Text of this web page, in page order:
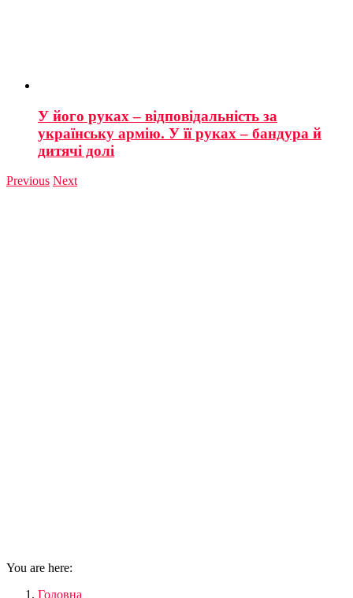
У його руках – відповідальність за
українську армію. У її руках – бандура й
дитячі долі
Previous Next
You are here:
Головна